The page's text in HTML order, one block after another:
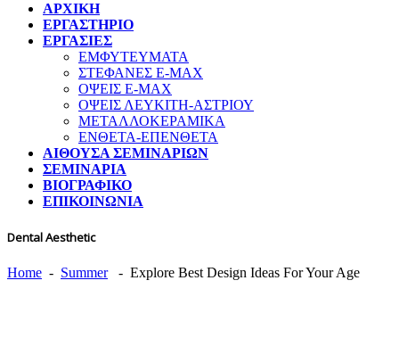
ΑΡΧΙΚΗ
ΕΡΓΑΣΤΗΡΙΟ
ΕΡΓΑΣΙΕΣ
ΕΜΦΥΤΕΥΜΑΤΑ
ΣΤΕΦΑΝΕΣ E-MAX
ΟΨΕΙΣ E-MAX
ΟΨΕΙΣ ΛΕΥΚΙΤΗ-ΑΣΤΡΙΟΥ
ΜΕΤΑΛΛΟΚΕΡΑΜΙΚΑ
ΕΝΘΕΤΑ-ΕΠΕΝΘΕΤΑ
ΑΙΘΟΥΣΑ ΣΕΜΙΝΑΡΙΩΝ
ΣΕΜΙΝΑΡΙΑ
ΒΙΟΓΡΑΦΙΚΟ
ΕΠΙΚΟΙΝΩΝΙΑ
Dental Aesthetic
Home - Summer - Explore Best Design Ideas For Your Age